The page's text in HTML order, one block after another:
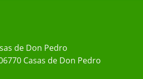
de Don Pedro
Casas de Don Pedro